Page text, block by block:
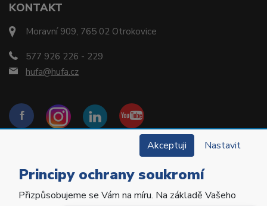
KONTAKT
Moravní 909, 765 02 Otrokovice
577 926 226 - 229
hufa@hufa.cz
Copyright © 2022 Hu-Fa Dental a.s. Všechna práva
Akceptuji Nastavit
Principy ochrany soukromí
Přizpůsobujeme se Vám na míru. Na základě Vašeho